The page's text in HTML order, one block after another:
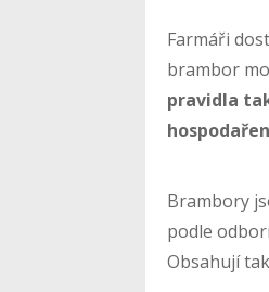
Farmáři
brambor
pravidla
Brambory
podle
Obsahují